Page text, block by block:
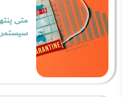
متى
سيستمر